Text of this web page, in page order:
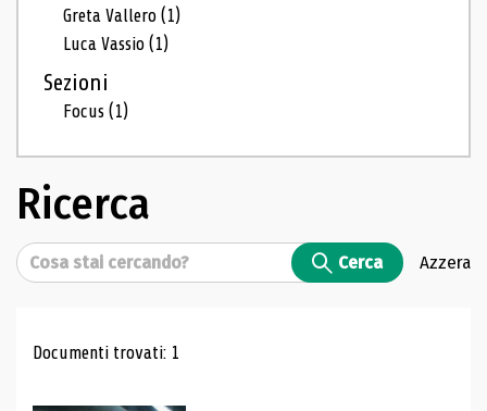
Greta Vallero(1)
Luca Vassio(1)
Sezioni
Focus(1)
Ricerca
Cerca Cerca Azzera
Risultati di ricerca
Documenti trovati: 1